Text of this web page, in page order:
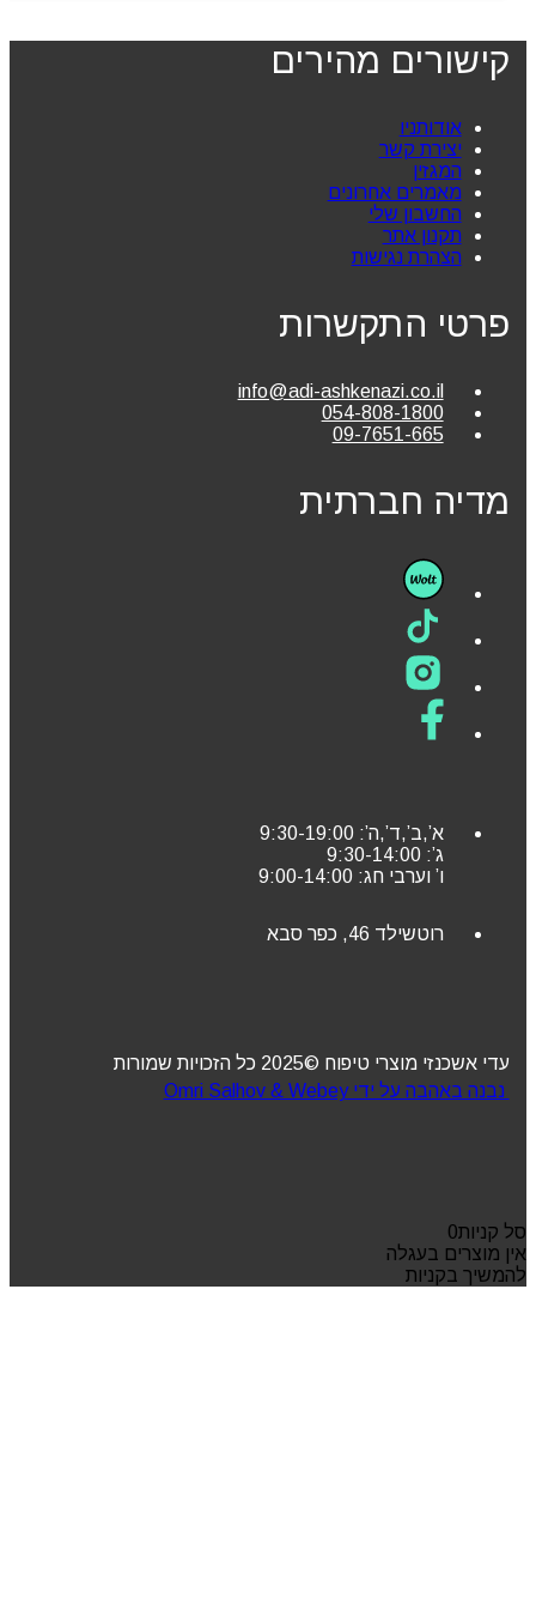
קישורים מהירים
אודותניו
יצירת קשר
המגזין
מאמרים אחרונים
החשבון שלי
תקנון אתר
הצהרת נגישות
פרטי התקשרות
info@adi-ashkenazi.co.il
054-808-1800
09-7651-665
מדיה חברתית
א’,ב’,ד’,ה’: 9:30-19:00
ג’: 9:30-14:00
ו’ וערבי חג: 9:00-14:00
רוטשילד 46, כפר סבא
עדי אשכנזי מוצרי טיפוח ©2025 כל הזכויות שמורות
נבנה באהבה על ידי Omri Salhov & Webey
סל קניות0
אין מוצרים בעגלה
להמשיך בקניות